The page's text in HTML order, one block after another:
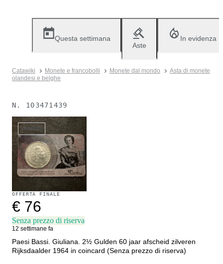
Questa settimana
Aste
In evidenza
Catawiki Monete e francobolli Monete dal mondo
Asta di monete
olandesi e belghe
N. 103471439
Venduto
OFFERTA FINALE
€ 76
Senza prezzo di riserva
12 settimane fa
Paesi Bassi. Giuliana. 2½ Gulden 60 jaar afscheid zilveren
Rijksdaalder 1964 in coincard (Senza prezzo di riserva)